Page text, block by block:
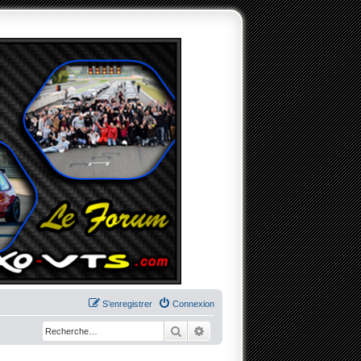
Connexion
S’enregistrer
RechercherRecherche avancée